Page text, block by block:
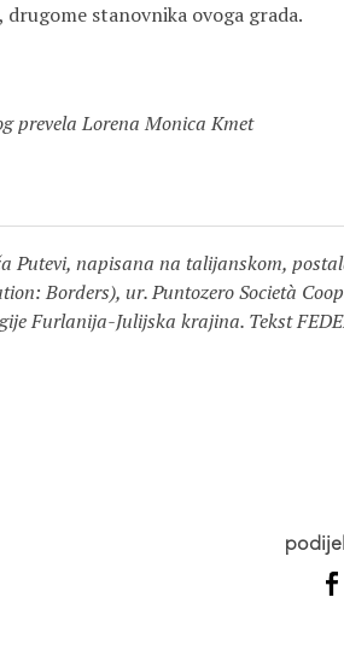
drugome stanovnika ovoga grada.
prevela Lorena Monica Kmet
Putevi, napisana na talijanskom,
Borders), ur. Puntozero Società
Furlanija-Julijska krajina. Tekst